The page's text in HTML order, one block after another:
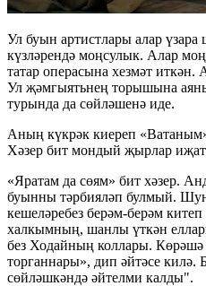
Ул буын артистлары алар
күзләрендә моңсулык. Алар
татар операсына хезмәт иткән.
Ул җәмгыятьнең торышына
турында да сөйләшенә иде.
Аның күкрәк киереп
Хәзер бит мондый җырлар
«Яратам да сөям» бит хәзер.
буынны тәрбияләп булмый.
кешеләребез берәм-берәм
халкымның, шанлы үткән
без Ходайның коллары.
торганнары», дип әйтәсе килә.
сөйләшкәндә әйтелми калды".